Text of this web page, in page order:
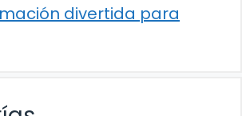
divertida para